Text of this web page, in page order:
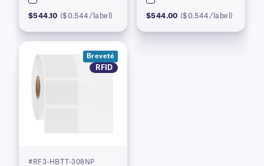
$544.10 ($0.544/label) $544.00 ($0.544/label)
Breveté
RFID
#RF3-HBTT-308NP